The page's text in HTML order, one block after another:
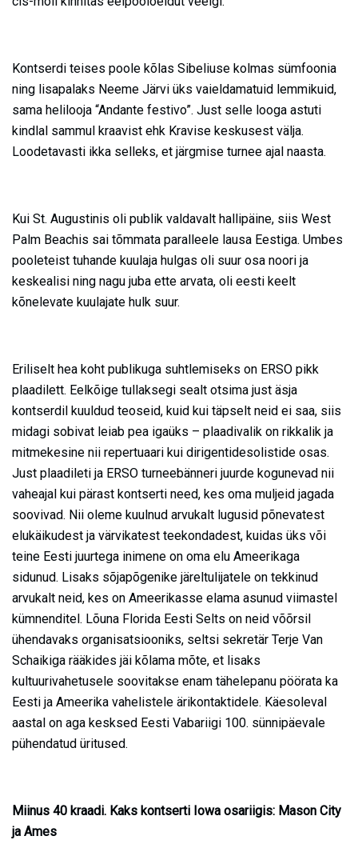
Kontserdi teises poole kõlas Sibeliuse kolmas sümfoonia
ning lisapalaks Neeme Järvi üks vaieldamatuid lemmikuid,
sama helilooja “Andante festivo”. Just selle looga astuti
kindlal sammul kraavist ehk Kravise keskusest välja.
Loodetavasti ikka selleks, et järgmise turnee ajal naasta.
Kui St. Augustinis oli publik valdavalt hallipäine, siis West
Palm Beachis sai tõmmata paralleele lausa Eestiga. Umbes
pooleteist tuhande kuulaja hulgas oli suur osa noori ja
keskealisi ning nagu juba ette arvata, oli eesti keelt
kõnelevate kuulajate hulk suur.
Eriliselt hea koht publikuga suhtlemiseks on ERSO pikk
plaadilett. Eelkõige tullaksegi sealt otsima just äsja
kontserdil kuuldud teoseid, kuid kui täpselt neid ei saa, siis
midagi sobivat leiab pea igaüks – plaadivalik on rikkalik ja
mitmekesine nii repertuaari kui dirigentidesolistide osas.
Just plaadileti ja ERSO turneebänneri juurde kogunevad nii
vaheajal kui pärast kontserti need, kes oma muljeid jagada
soovivad. Nii oleme kuulnud arvukalt lugusid põnevatest
elukäikudest ja värvikatest teekondadest, kuidas üks või
teine Eesti juurtega inimene on oma elu Ameerikaga
sidunud. Lisaks sõjapõgenike järeltulijatele on tekkinud
arvukalt neid, kes on Ameerikasse elama asunud viimastel
kümnenditel. Lõuna Florida Eesti Selts on neid võõrsil
ühendavaks organisatsiooniks, seltsi sekretär Terje Van
Schaikiga rääkides jäi kõlama mõte, et lisaks
kultuurivahetusele soovitakse enam tähelepanu pöörata ka
Eesti ja Ameerika vahelistele ärikontaktidele. Käesoleval
aastal on aga kesksed Eesti Vabariigi 100. sünnipäevale
pühendatud üritused.
Miinus 40 kraadi. Kaks kontserti Iowa osariigis: Mason City
ja Ames